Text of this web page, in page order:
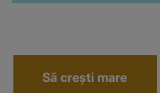
Să crești mare